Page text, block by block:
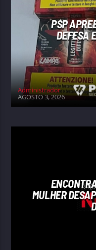
PSP
DEFESA
Administrador
AGOSTO 3, 2026
MULHER